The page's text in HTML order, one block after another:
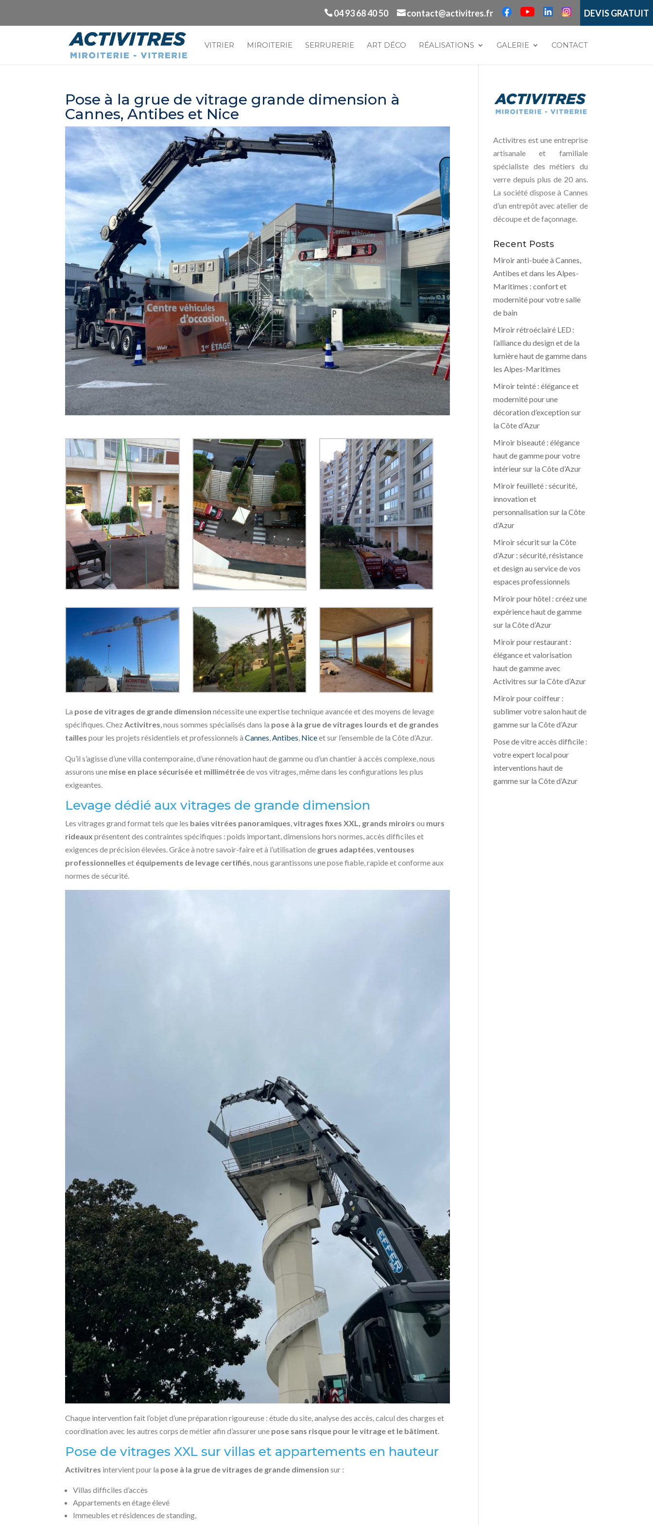
04 93 68 40 50 contact@activitres.fr DEVIS GRATUIT
VITRIER MIROITERIE SERRURERIE ART DÉCO RÉALISATIONS GALERIE CONTACT
Pose à la grue de vitrage grande dimension à
Cannes, Antibes et Nice
La pose de vitrages de grande dimension nécessite une expertise technique avancée et des moyens de levage
spécifiques. ChezActivitres, nous sommes spécialisés dans la pose à la grue de vitrages lourds et de grandes
tailles pour les projets résidentiels et professionnels àCannes,Antibes, Niceet sur l’ensemble de la Côte d’Azur.
Qu’il s’agisse d’une villa contemporaine, d’une rénovation haut de gamme ou d’un chantier à accès complexe, nous
assurons une mise en place sécurisée et millimétréede vos vitrages, même dans les configurations les plus
exigeantes.
Levage dédié aux vitrages de grande dimension
Les vitrages grand format tels que les baies vitrées panoramiques,vitrages fixes XXL, grands miroirs ou murs
rideaux présentent des contraintes spécifiques : poids important, dimensions hors normes, accès difficiles et
exigences de précision élevées. Grâce à notre savoir-faire et à l’utilisation de grues adaptées,ventouses
professionnelles et équipements de levage certifiés, nous garantissons une pose fiable, rapide et conforme aux
normes de sécurité.
Chaque intervention fait l’objet d’une préparation rigoureuse : étude du site, analyse des accès, calcul des charges et
coordination avec les autres corps de métier afin d’assurer une pose sans risque pour le vitrage et le bâtiment.
Pose de vitrages XXL sur villas et appartements en hauteur
Activitres intervient pour la pose à la grue de vitrages de grande dimension sur :
Villas difficiles d’accès
Appartements en étage élevé
Immeubles et résidences de standing,
Activitres est une entreprise
artisanale et familiale
spécialiste des métiers du
verre depuis plus de 20 ans.
La société dispose à Cannes
d’un entrepôt avec atelier de
découpe et de façonnage.
Recent Posts
Miroir anti-buée à Cannes,
Antibes et dans les Alpes-
Maritimes : confort et
modernité pour votre salle
de bain
Miroir rétroéclairé LED :
l’alliance du design et de la
lumière haut de gamme dans
les Alpes-Maritimes
Miroir teinté : élégance et
modernité pour une
décoration d’exception sur
la Côte d’Azur
Miroir biseauté : élégance
haut de gamme pour votre
intérieur sur la Côte d’Azur
Miroir feuilleté : sécurité,
innovation et
personnalisation sur la Côte
d’Azur
Miroir sécurit sur la Côte
d’Azur : sécurité, résistance
et design au service de vos
espaces professionnels
Miroir pour hôtel : créez une
expérience haut de gamme
sur la Côte d’Azur
Miroir pour restaurant :
élégance et valorisation
haut de gamme avec
Activitres sur la Côte d’Azur
Miroir pour coiffeur :
sublimer votre salon haut de
gamme sur la Côte d’Azur
Pose de vitre accès difficile :
votre expert local pour
interventions haut de
gamme sur la Côte d’Azur